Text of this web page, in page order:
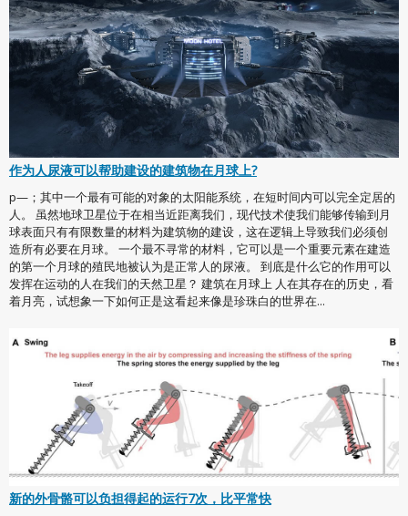
作为人尿液可以帮助建设的建筑物在月球上?
p—；其中一个最有可能的对象的太阳能系统，在短时间内可以完全定居的
人。 虽然地球卫星位于在相当近距离我们，现代技术使我们能够传输到月
球表面只有有限数量的材料为建筑物的建设，这在逻辑上导致我们必须创
造所有必要在月球。 一个最不寻常的材料，它可以是一个重要元素在建造
的第一个月球的殖民地被认为是正常人的尿液。 到底是什么它的作用可以
发挥在运动的人在我们的天然卫星？ 建筑在月球上 人在其存在的历史，看
着月亮，试想象一下如何正是这看起来像是珍珠白的世界在...
新的外骨骼可以负担得起的运行7次，比平常快